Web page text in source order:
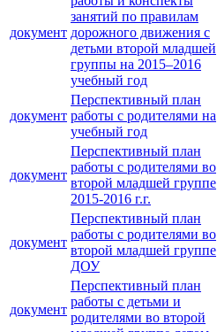
документ
занятий по правилам
дорожного движения с
детьми второй младшей
группы на 2015–2016
учебный год
документ
Перспективный план
работы с родителями на
учебный год
документ
Перспективный план
работы с родителями во
второй младшей группе
2015-2016 г.г.
документ
Перспективный план
работы с родителями во
второй младшей группе
ДОУ
документ
Перспективный план
работы с детьми и
родителями во второй